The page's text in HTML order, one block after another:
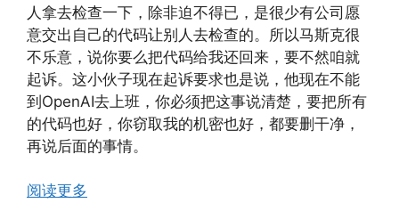
人拿去检查一下，除非迫不得已，是很少有公司愿
意交出自己的代码让别人去检查的。所以马斯克很
不乐意，说你要么把代码给我还回来，要不然咱就
起诉。这小伙子现在起诉要求也是说，他现在不能
到OpenAI去上班，你必须把这事说清楚，要把所有
的代码也好，你窃取我的机密也好，都要删干净，
再说后面的事情。
阅读更多